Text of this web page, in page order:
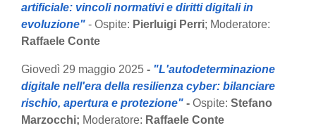
artificiale: vincoli normativi e diritti digitali in
evoluzione" - Ospite: Pierluigi Perri; Moderatore:
Raffaele Conte
Giovedì 29 maggio 2025 - "L'autodeterminazione
digitale nell'era della resilienza cyber: bilanciare
rischio, apertura e protezione" - Ospite: Stefano
Marzocchi; Moderatore: Raffaele Conte